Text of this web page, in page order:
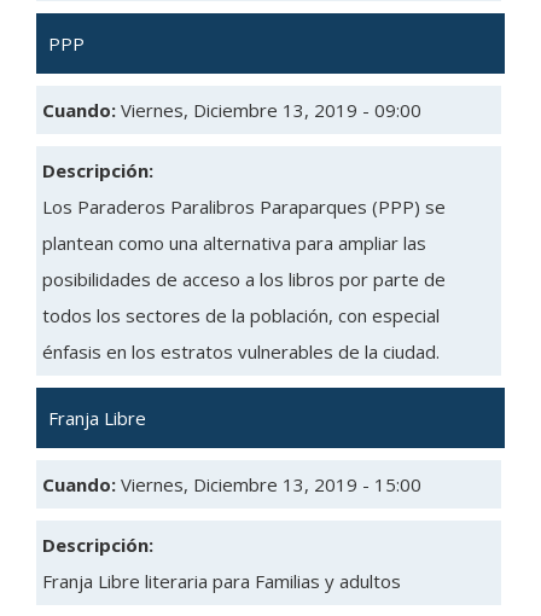
PPP
Cuando: Viernes, Diciembre 13, 2019 - 09:00
Descripción:
Los Paraderos Paralibros Paraparques (PPP) se
plantean como una alternativa para ampliar las
posibilidades de acceso a los libros por parte de
todos los sectores de la población, con especial
énfasis en los estratos vulnerables de la ciudad.
Franja Libre
Cuando: Viernes, Diciembre 13, 2019 - 15:00
Descripción:
Franja Libre literaria para Familias y adultos